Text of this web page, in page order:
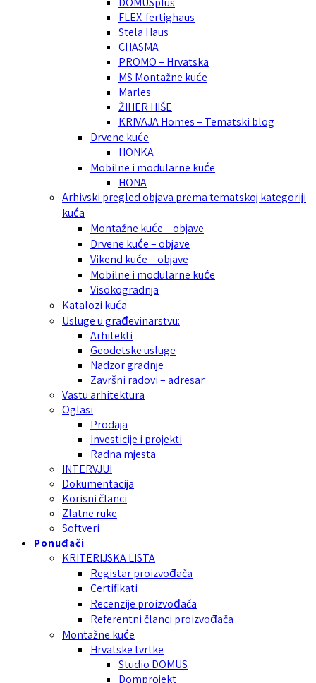
FLEX-fertighaus
Stela Haus
CHASMA
PROMO – Hrvatska
MS Montažne kuće
Marles
ŽIHER HIŠE
KRIVAJA Homes – Tematski blog
Drvene kuće
HONKA
Mobilne i modularne kuće
HÖNA
Arhivski pregled objava prema tematskoj kategoriji
kuća
Montažne kuće – objave
Drvene kuće – objave
Vikend kuće – objave
Mobilne i modularne kuće
Visokogradnja
Katalozi kuća
Usluge u građevinarstvu:
Arhitekti
Geodetske usluge
Nadzor gradnje
Završni radovi – adresar
Vastu arhitektura
Oglasi
Prodaja
Investicije i projekti
Radna mjesta
INTERVJUI
Dokumentacija
Korisni članci
Zlatne ruke
Softveri
Ponuđači
KRITERIJSKA LISTA
Registar proizvođača
Certifikati
Recenzije proizvođača
Referentni članci proizvođača
Montažne kuće
Hrvatske tvrtke
Studio DOMUS
Domprojekt